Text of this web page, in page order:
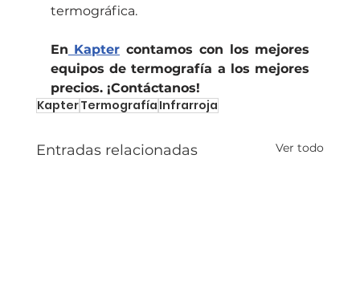
termográfica.
En Kapter contamos con los mejores
equipos de termografía a los mejores
precios. ¡Contáctanos!
KapterTermografía Infrarroja
Entradas relacionadas Ver todo